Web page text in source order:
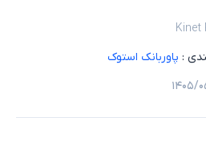
Kinet
: پاوربانک استوک
۰۵/۱۵